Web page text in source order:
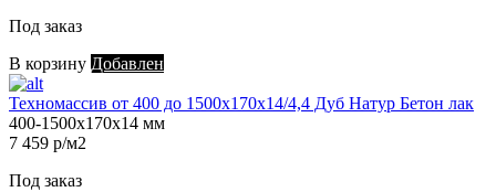
Под заказ
В корзину Добавлен
Техномассив от 400 до 1500х170х14/4,4 Дуб Натур Бетон лак
400-1500х170х14 мм
7 459 р/м2
Под заказ